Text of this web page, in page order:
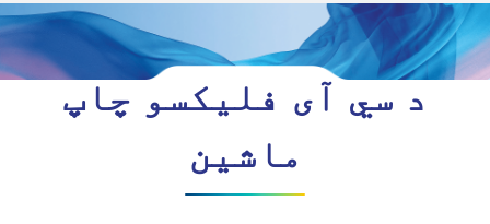
د سي آی فلیکسو چاپ
ماشین